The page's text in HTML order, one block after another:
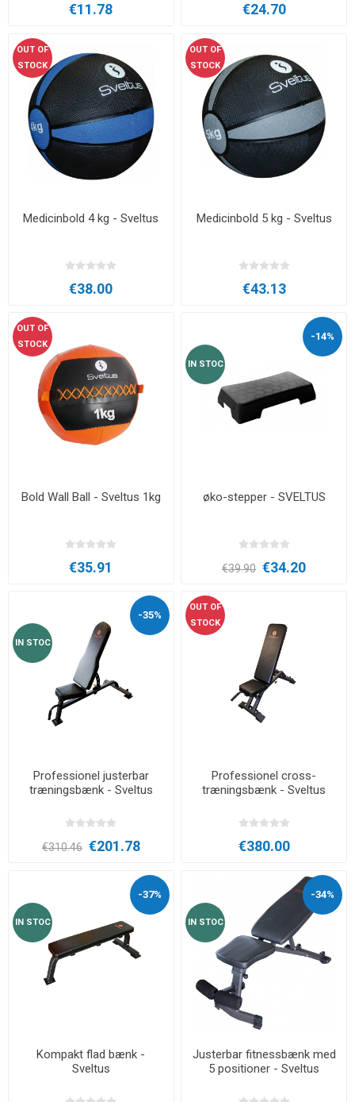
€11.78 €24.70
OUT OF
STOCK
Medicinbold 4 kg - Sveltus
€38.00
OUT OF
STOCK
Medicinbold 5 kg - Sveltus
€43.13
OUT OF
STOCK
Bold Wall Ball - Sveltus 1kg
€35.91
-14%
IN STOC
øko-stepper - SVELTUS
€39.90 €34.20
-35%
IN STOC
Professionel justerbar
træningsbænk - Sveltus
€310.46 €201.78
OUT OF
STOCK
Professionel cross-
træningsbænk - Sveltus
€380.00
-37%
IN STOC
Kompakt flad bænk -
Sveltus
-34%
IN STOC
Justerbar fitnessbænk med
5 positioner - Sveltus